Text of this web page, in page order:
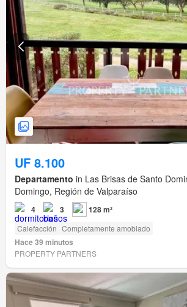
UF 8.100
Departamento in Las Brisas de Santo
Domingo, Región de Valparaíso
4 3 128 m²
Calefacción Completamente amoblado
Hace 39 minutos
PROPERTY PARTNERS